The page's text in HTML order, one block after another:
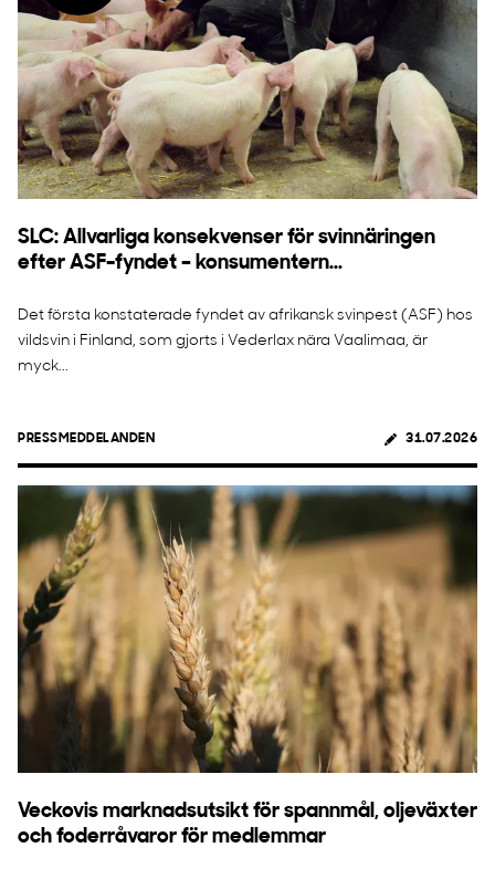
SLC: Allvarliga konsekvenser för svinnäringen
efter ASF-fyndet – konsumentern...
Det första konstaterade fyndet av afrikansk svinpest (ASF) hos
vildsvin i Finland, som gjorts i Vederlax nära Vaalimaa, är
myck...
PRESSMEDDELANDEN 31.07.2026
Veckovis marknadsutsikt för spannmål, oljeväxter
och foderråvaror för medlemmar